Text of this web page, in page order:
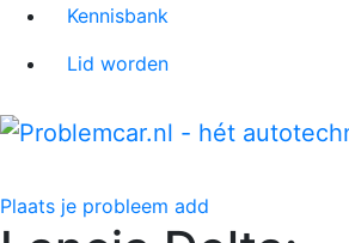
Kennisbank
Lid worden
Plaats je probleem add